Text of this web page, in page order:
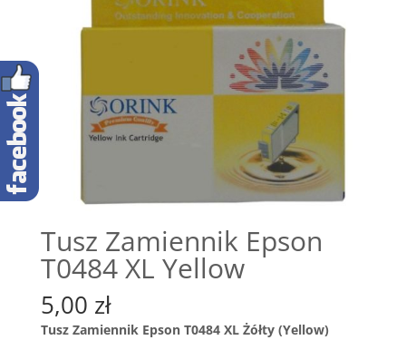
Tusz Zamiennik Epson
T0484 XL Yellow
5,00 zł
Tusz Zamiennik Epson T0484 XL Żółty (Yellow)